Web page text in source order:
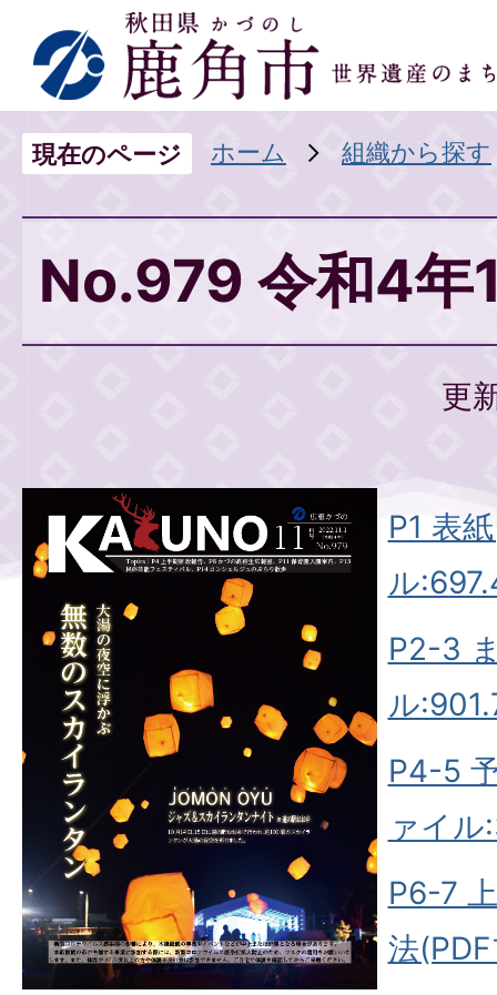
現在のページ ホーム 組織から探す
No.979 令和4年
更
P1 表
ル
P2-3
ル
P4-5
ァイル
P6-7
法